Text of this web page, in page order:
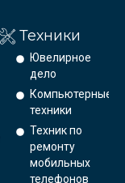
Техники
Ювелирное
дело
Компьютерные
техники
Техник по
ремонту
мобильных
телефонов